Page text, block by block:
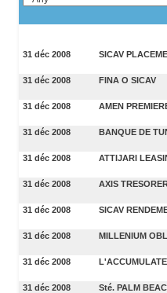
31 déc 2008 SICAV
31 déc 2008 FINA O SICAV
31 déc 2008 AMEN
31 déc 2008 BANQUE DE
31 déc 2008 ATTIJARI
31 déc 2008 AXIS
31 déc 2008 SICAV
31 déc 2008 MILLENIUM
31 déc 2008
31 déc 2008 Sté. PALM